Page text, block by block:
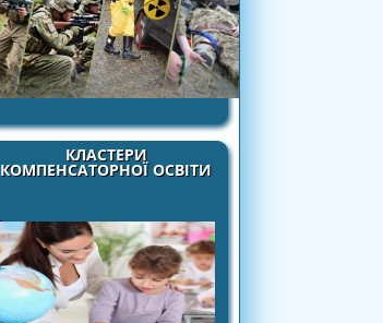
КЛАСТЕРИ
КОМПЕНСАТОРНОЇ ОСВІТИ